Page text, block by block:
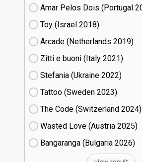
Amar Pelos Dois (Portugal
Toy (Israel
18)
Arcade (Netherlands
19)
Zitti e buoni​ (Italy
21)
Stefania (Ukraine
22)
Tattoo (Sweden
23)
The Code (Switzerland
24)
Wasted Love (Austria
25)
Bangaranga (Bulgaria
26)